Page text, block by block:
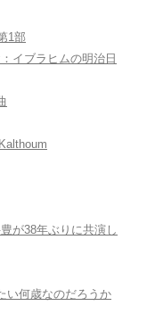
1部
イブラヒムの明治日
が38年ぶりに共演し
い何歳なのだろうか